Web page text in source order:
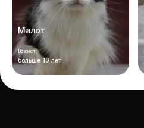
Малот
Возраст:
больше 10 лет